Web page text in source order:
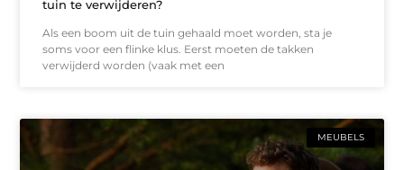
tuin te verwijderen?
Als een boom uit de tuin gehaald moet worden, sta je
soms voor een flinke klus. Eerst moeten de takken
verwijderd worden (vaak met een
MEUBELS